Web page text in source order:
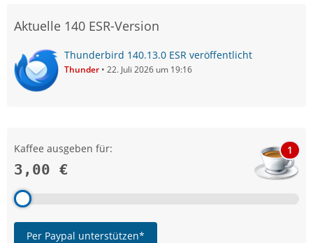
Aktuelle 140 ESR-Version
Thunderbird 140.13.0 ESR veröffentlicht
Thunder 22. Juli 2026 um 19:16
Kaffee ausgeben für:
3,00 €
1
Per Paypal unterstützen*